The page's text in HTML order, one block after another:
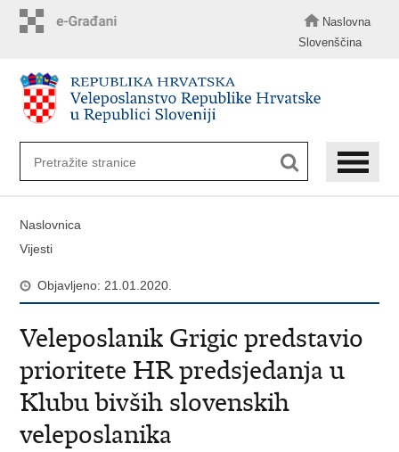
Naslovna
Slovenščina
Naslovnica
Vijesti
Objavljeno: 21.01.2020.
Veleposlanik Grigic predstavio
prioritete HR predsjedanja u
Klubu bivših slovenskih
veleposlanika